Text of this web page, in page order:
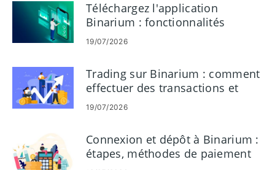
Téléchargez l'application
Binarium : fonctionnalités
mobiles, compatibilité et
avantages
19/07/2026
Trading sur Binarium : comment
effectuer des transactions et
gérer les risques
19/07/2026
Connexion et dépôt à Binarium :
étapes, méthodes de paiement